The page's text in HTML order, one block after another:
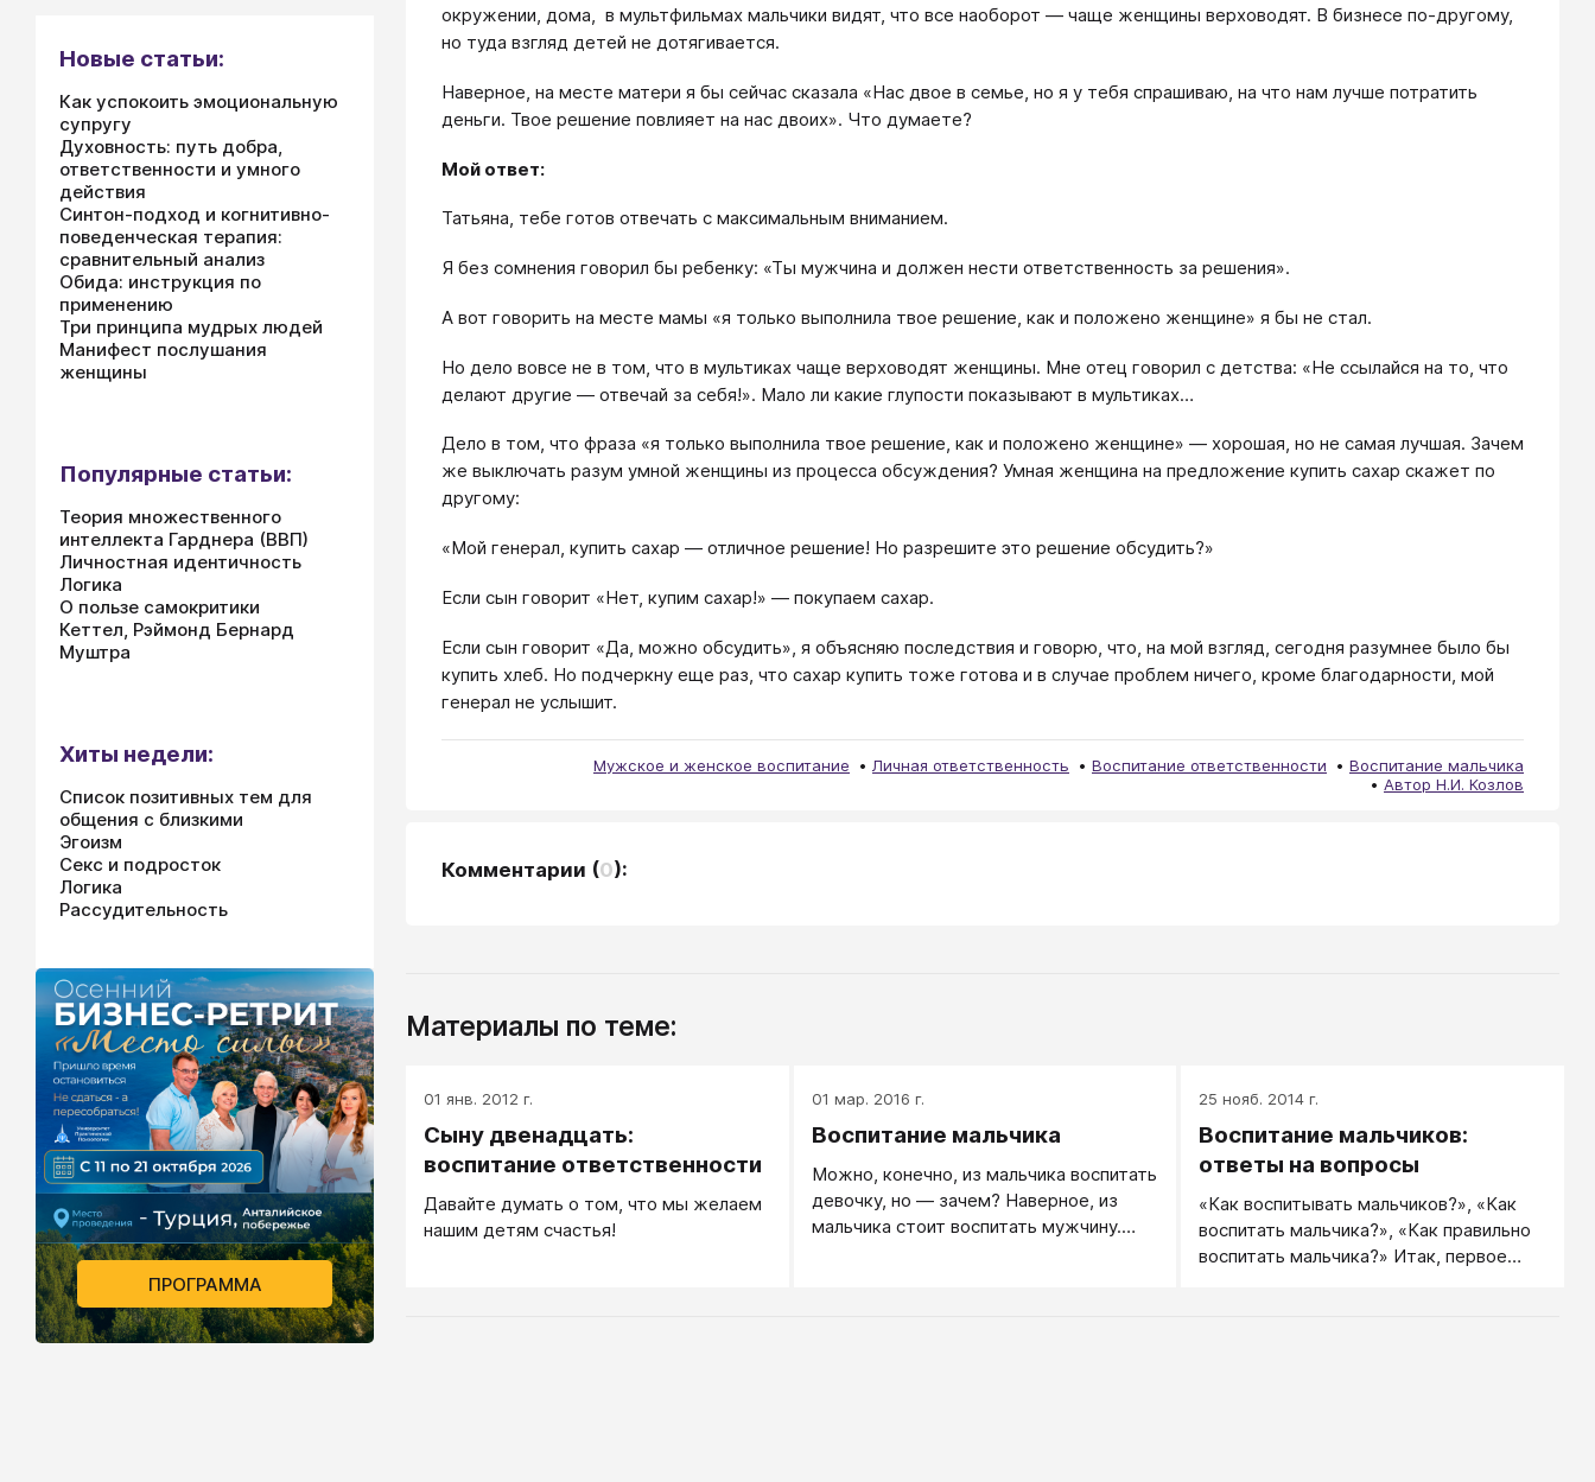
окружении, дома, в мультфильмах мальчики видят, что все наоборот — чаще женщины верховодят. В бизнесе по-другому,
но туда взгляд детей не дотягивается.
Наверное, на месте матери я бы сейчас сказала «Нас двое в семье, но я у тебя спрашиваю, на что нам лучше потратить
деньги. Твое решение повлияет на нас двоих». Что думаете?
Мой ответ:
Татьяна, тебе готов отвечать с максимальным вниманием.
Я без сомнения говорил бы ребенку: «Ты мужчина и должен нести ответственность за решения».
А вот говорить на месте мамы «я только выполнила твое решение, как и положено женщине» я бы не стал.
Но дело вовсе не в том, что в мультиках чаще верховодят женщины. Мне отец говорил с детства: «Не ссылайся на то, что
делают другие — отвечай за себя!». Мало ли какие глупости показывают в мультиках…
Дело в том, что фраза «я только выполнила твое решение, как и положено женщине» — хорошая, но не самая лучшая. Зачем
же выключать разум умной женщины из процесса обсуждения? Умная женщина на предложение купить сахар скажет по
другому:
«Мой генерал, купить сахар — отличное решение! Но разрешите это решение обсудить?»
Если сын говорит «Нет, купим сахар!» — покупаем сахар.
Если сын говорит «Да, можно обсудить», я объясняю последствия и говорю, что, на мой взгляд, сегодня разумнее было бы
купить хлеб. Но подчеркну еще раз, что сахар купить тоже готова и в случае проблем ничего, кроме благодарности, мой
генерал не услышит.
Мужское и женское воспитание Личная ответственность Воспитание ответственности
Воспитание мальчика
Автор Н.И. Козлов
Комментарии (0):
Материалы по теме:
01 янв. 2012 г.
Сыну двенадцать:
воспитание ответственности
Давайте думать о том, что мы желаем
нашим детям счастья!
01 мар. 2016 г.
Воспитание мальчика
Можно, конечно, из мальчика воспитать
девочку, но — зачем? Наверное, из
мальчика стоит воспитать мужчину.
25 нояб. 2014 г.
Воспитание мальчиков:
ответы на вопросы
«Как воспитывать мальчиков?», «Как
воспитать мальчика?», «Как правильно
воспитать мальчика?» Итак, первое
Новые статьи:
Как успокоить эмоциональную
супругу
Духовность: путь добра,
ответственности и умного
действия
Синтон-подход и когнитивно-
поведенческая терапия:
сравнительный анализ
Обида: инструкция по
применению
Три принципа мудрых людей
Манифест послушания
женщины
Популярные статьи:
Теория множественного
интеллекта Гарднера (ВВП)
Личностная идентичность
Логика
О пользе самокритики
Кеттел, Рэймонд Бернард
Муштра
Хиты недели:
Список позитивных тем для
общения с близкими
Эгоизм
Секс и подросток
Логика
Рассудительность
ПРОГРАММА